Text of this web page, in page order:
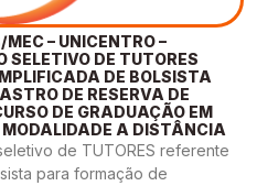
– UNICENTRO –
SELETIVO DE TUTORES
DE BOLSISTA
DE RESERVA DE
DE GRADUAÇÃO EM
A DISTÂNCIA
de TUTORES referente
para formação de